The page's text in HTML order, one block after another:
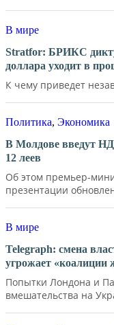
В мире
Stratfor: БРИКС
доллара уходит в
К чему приведет
Политика, Экономика
В Молдове введут
12 леев
Об этом премьер-
презентации
В мире
Telegraph: смена
угрожает
Попытки Лондона и
вмешательства на